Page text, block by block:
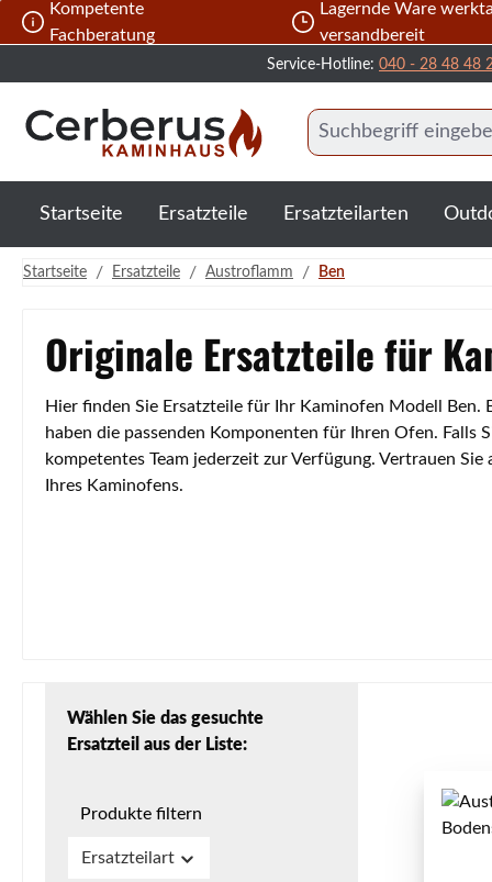
Hauptinhalt springen
Zur Suche springen
Zur Hauptnavigation springen
Kompetente
Fachberatung
Lagernde Ware
versandbereit
Service-Hotline: 040 - 28 48 48
Startseite Ersatzteile Ersatzteilarten
Startseite / Ersatzteile / Austroflamm / Ben
Originale Ersatzteile für
Hier finden Sie Ersatzteile für Ihr Kaminofen Modell
haben die passenden Komponenten für Ihren Ofen. Falls
kompetentes Team jederzeit zur Verfügung. Vertrauen Sie
Ihres Kaminofens.
Wählen Sie das gesuchte
Ersatzteil aus der Liste:
Produkte filtern
Ersatzteilart